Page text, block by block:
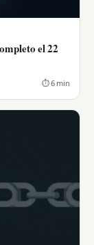
el 22
⏱ 6 min